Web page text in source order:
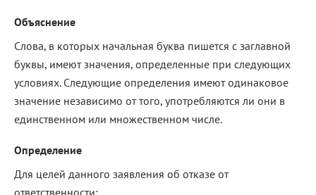
Объяснение
Слова, в которых начальная буква пишется с заглавной
буквы, имеют значения, определенные при следующих
условиях. Следующие определения имеют одинаковое
значение независимо от того, употребляются ли они в
единственном или множественном числе.
Определение
Для целей данного заявления об отказе от
ответственности: